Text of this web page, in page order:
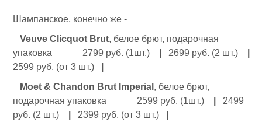
Шампанское, конечно же -
Veuve Clicquot Brut, белое брют, подарочная
упаковка 2799 руб. (1шт.)
2699 руб. (2 шт.)
2599 руб. (от 3 шт.)
Moet & Chandon Brut Imperial , белое брют,
подарочная упаковка 2599 руб. (1шт.)
2499
руб. (2 шт.)
2399 руб. (от 3 шт.)